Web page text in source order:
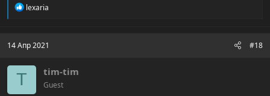
Р
ц
и
:
lexaria
14 Апр 2021 #18
T tim-tim
Guest